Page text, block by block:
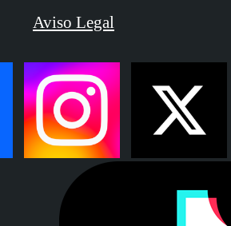
Aviso Legal